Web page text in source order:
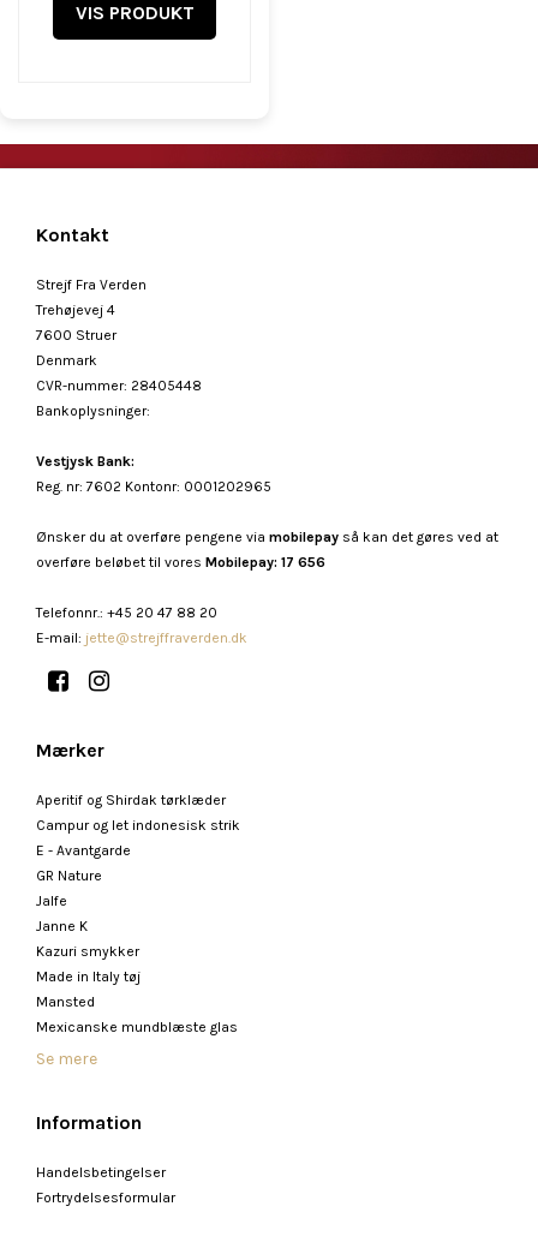
VIS PRODUKT
Kontakt
Strejf Fra Verden
Trehøjevej 4
7600 Struer
Denmark
CVR-nummer: 28405448
Bankoplysninger:
Vestjysk Bank:
Reg. nr: 7602 Kontonr: 0001202965
Ønsker du at overføre pengene via mobilepay så kan det gøres ved at
overføre beløbet til vores Mobilepay: 17 656
Telefonnr.: +45 20 47 88 20
E-mail: jette@strejffraverden.dk
Mærker
Aperitif og Shirdak tørklæder
Campur og let indonesisk strik
E - Avantgarde
GR Nature
Jalfe
Janne K
Kazuri smykker
Made in Italy tøj
Mansted
Mexicanske mundblæste glas
Se mere
Information
Handelsbetingelser
Fortrydelsesformular